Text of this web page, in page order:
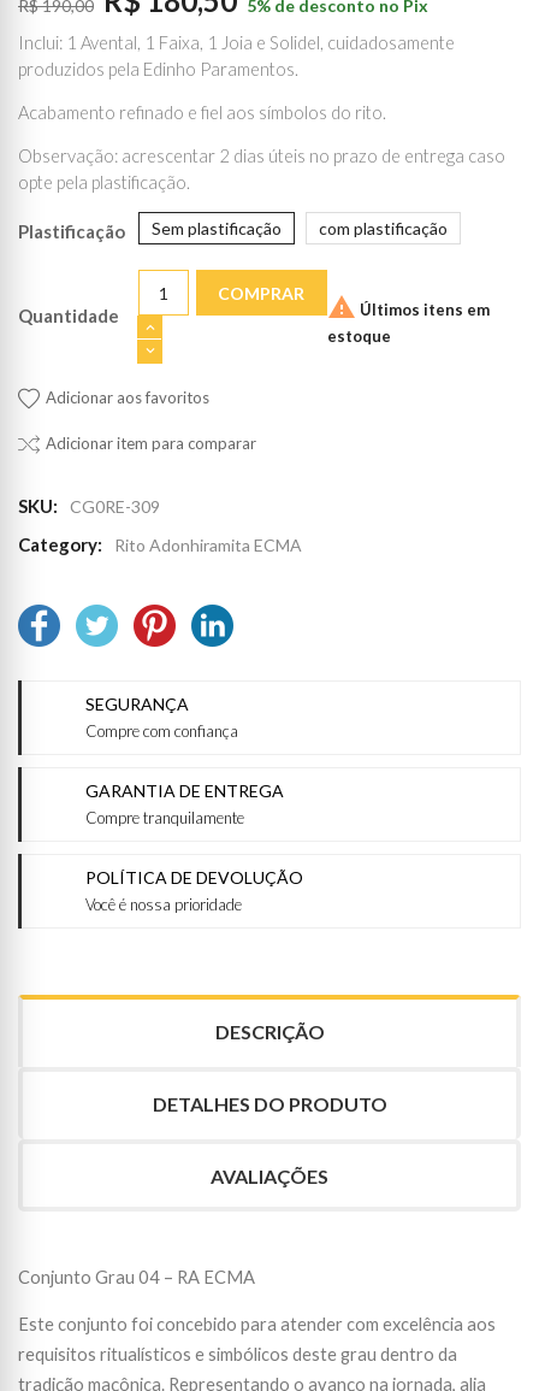
R$ 190,00 5% de desconto no Pix
Inclui: 1 Avental, 1 Faixa, 1 Joia e Solidel, cuidadosamente
produzidos pela Edinho Paramentos.
Acabamento refinado e fiel aos símbolos do rito.
Observação: acrescentar 2 dias úteis no prazo de entrega caso
opte pela plastificação.
Plastificação Sem plastificação com plastificação
Quantidade
COMPRAR  Últimos itens em
estoque
Adicionar aos favoritos
Adicionar item para comparar
SKU: CG0RE-309
Category: Rito Adonhiramita ECMA
SEGURANÇA
Compre com confiança
GARANTIA DE ENTREGA
Compre tranquilamente
POLÍTICA DE DEVOLUÇÃO
Você é nossa prioridade
DESCRIÇÃO
DETALHES DO PRODUTO
AVALIAÇÕES
Conjunto Grau 04 – RA ECMA
Este conjunto foi concebido para atender com excelência aos
requisitos ritualísticos e simbólicos deste grau dentro da
tradição maçônica. Representando o avanço na jornada, alia